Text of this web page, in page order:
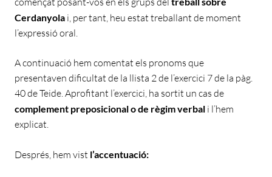
Cerdanyola i, per tant, heu estat treballant de moment
l’expressió oral.
A continuació hem comentat els pronoms que
presentaven dificultat de la llista 2 de l’exercici 7 de la pàg.
40 de Teide. Aprofitant l’exercici, ha sortit un cas de
complement preposicional o de règim verbal i l’hem
explicat.
Després, hem vist l’accentuació: